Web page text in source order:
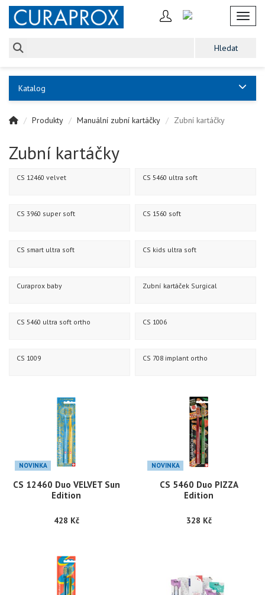
Katalog
Produkty Manuální zubní kartáčky Zubní kartáčky
Zubní kartáčky
CS 12460 velvet CS 5460 ultra soft
CS 3960 super soft CS 1560 soft
CS smart ultra soft CS kids ultra soft
Curaprox baby Zubní kartáček Surgical
CS 5460 ultra soft ortho CS 1006
CS 1009 CS 708 implant ortho
NOVINKA
CS 12460 Duo VELVET Sun
Edition
428 Kč
NOVINKA
CS 5460 Duo PIZZA
Edition
328 Kč